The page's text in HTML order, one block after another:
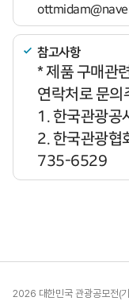
참고사항
* 제품 구매관
연락처로 문의
1. 한국관광
2. 한국관광협
735-6529
2026 대한민국 관광공모전(기